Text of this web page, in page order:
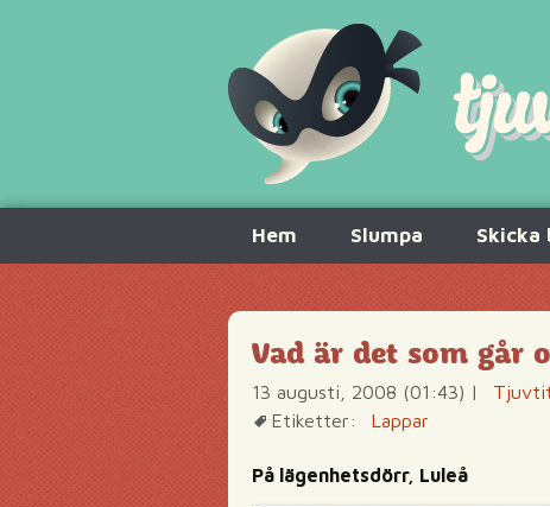
innehåll
Hem Slumpa Skicka
Vad är det som går
13 augusti, 2008 (01:43) |
Etiketter:
Lappar
På lägenhetsdörr, Luleå